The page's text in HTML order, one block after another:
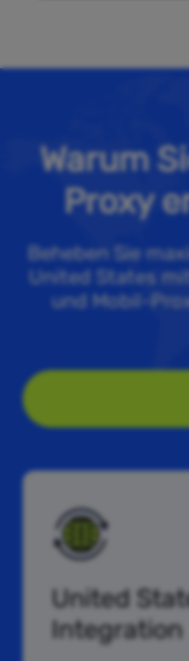
Warum
Proxy
Beheben Sie
United States
und Mobil-
United
Integration